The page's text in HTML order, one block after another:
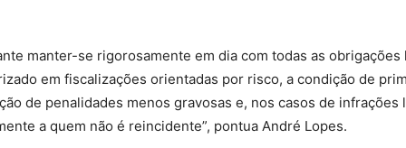
manter-se rigorosamente em dia com todas as
em fiscalizações orientadas por risco, a condição de
de penalidades menos gravosas e, nos casos de
a quem não é reincidente”, pontua André Lopes.